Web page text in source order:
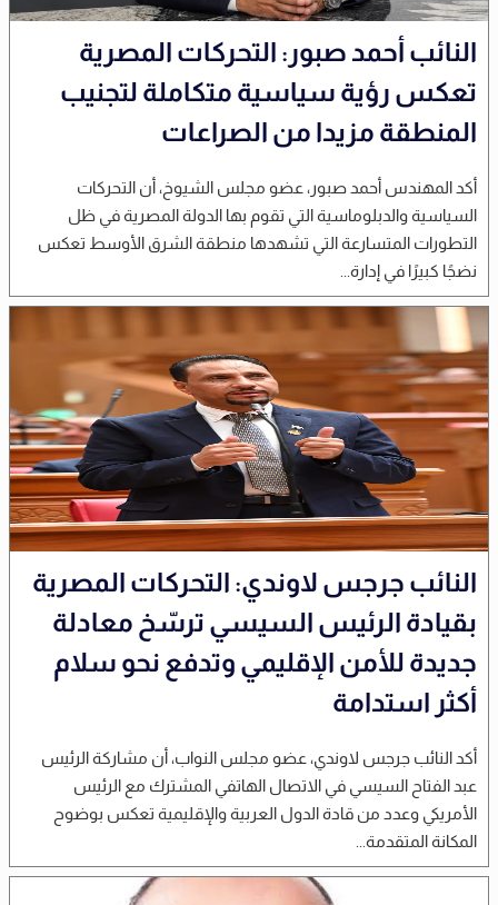
النائب أحمد صبور: التحركات المصرية
تعكس رؤية سياسية متكاملة لتجنيب
المنطقة مزيدا من الصراعات
أكد المهندس أحمد صبور، عضو مجلس الشيوخ، أن التحركات
السياسية والدبلوماسية التي تقوم بها الدولة المصرية في ظل
التطورات المتسارعة التي تشهدها منطقة الشرق الأوسط تعكس
نضجًا كبيرًا في إدارة...
النائب جرجس لاوندي: التحركات المصرية
بقيادة الرئيس السيسي ترسّخ معادلة
جديدة للأمن الإقليمي وتدفع نحو سلام
أكثر استدامة
أكد النائب جرجس لاوندي، عضو مجلس النواب، أن مشاركة الرئيس
عبد الفتاح السيسي في الاتصال الهاتفي المشترك مع الرئيس
الأمريكي وعدد من قادة الدول العربية والإقليمية تعكس بوضوح
المكانة المتقدمة...